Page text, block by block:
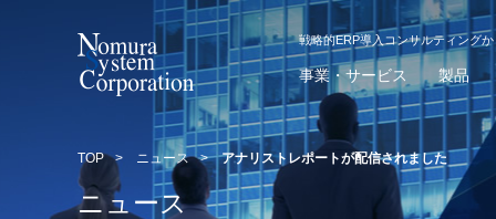
戦略的ERP導入コンサルティング
事業・サービス 製品
TOP > ニュース >アナリストレポートが配信されました
ニュース